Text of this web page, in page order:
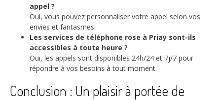
appel ?
Oui, vous pouvez personnaliser votre appel selon vos
envies et fantasmes.
Les services de téléphone rose à Priay sont-ils
accessibles à toute heure ?
Oui, les appels sont disponibles 24h/24 et 7j/7 pour
répondre à vos besoins à tout moment.
Conclusion : Un plaisir à portée de